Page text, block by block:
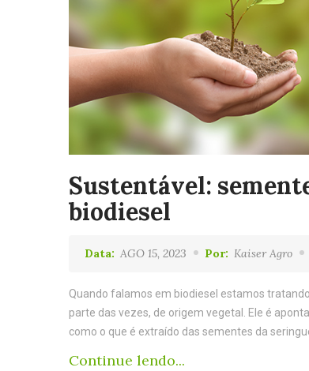
Sustentável:
biodiesel
Data: AGO 15, 2023 Por: Kaiser Agro
Quando falamos em biodiesel estamos
parte das vezes, de origem vegetal. Ele é
como o que é extraído das sementes da
Continue lendo...